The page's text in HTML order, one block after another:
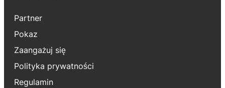
Partner
Pokaz
Zaangażuj się
Polityka prywatności
Regulamin